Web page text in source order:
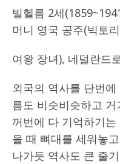
빌헬름 2세
머니 영국 공주(빅토
여왕 장녀), 네덜란드
외국의 역사를 단번
름도 비슷비슷하고
꺼번에 다 기억하기
을 때 뼈대를 세워놓
나가듯 역사도 큰 줄